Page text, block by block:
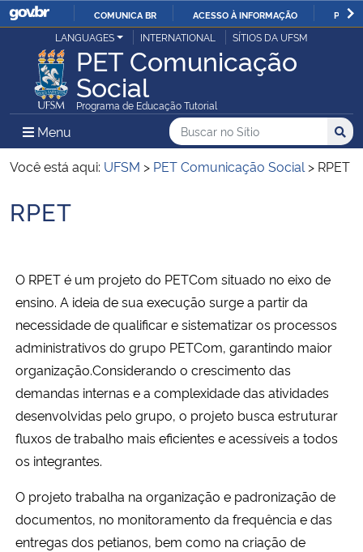
IR
PARA
CONTEÚDO
COMUNICA BR ACESSO À INFORMAÇÃO
Ministério da Justiça e Segurança Pública
Ministério da Defesa
Ministério das Relações Exteriores
Ministério da Economia
Ministério da Agricultura, Pecuária e Abastecimento
Ministério da Educação
Ministério da Cidadania
Ministério da Saúde
Ministério de Minas e Energia
Ministério da Ciência, Tecnologia, Inovações e Comunicações
Ministério do Meio Ambiente
LANGUAGES INTERNATIONAL SÍTIOS DA UFSM
PET Comunicação
Social
Programa de Educação Tutorial
Menu Menu Principal do Sítio
Busca
Buscar no no Sítio
Busca:
Você está aqui: UFSM > PET Comunicação Social > RPET
Início do conteúdo
RPET
O RPET é um projeto do PETCom situado no eixo de
ensino. A ideia de sua execução surge a partir da
necessidade de qualificar e sistematizar os processos
administrativos do grupo PETCom, garantindo maior
organização.Considerando o crescimento das
demandas internas e a complexidade das atividades
desenvolvidas pelo grupo, o projeto busca estruturar
fluxos de trabalho mais eficientes e acessíveis a todos
os integrantes.
O projeto trabalha na organização e padronização de
documentos, no monitoramento da frequência e das
entregas dos petianos, bem como na criação de